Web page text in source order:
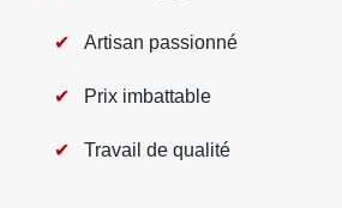
Artisan passionné
Prix imbattable
Travail de qualité